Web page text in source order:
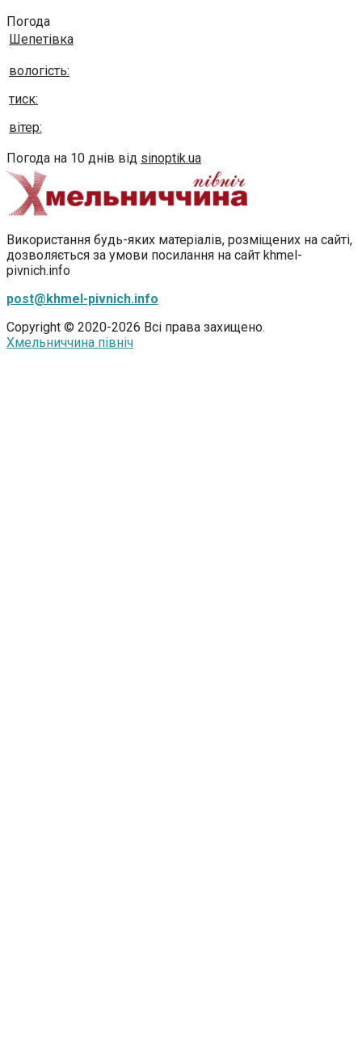
Погода
Шепетівка
вологість:
тиск:
вітер:
Погода на 10 днів від sinoptik.ua
Використання будь-яких матеріалів, розміщених на сайті,
дозволяється за умови посилання на сайт khmel-
pivnich.info
post@khmel-pivnich.info
Copyright © 2020-2026 Всі права захищено.
Хмельниччина північ